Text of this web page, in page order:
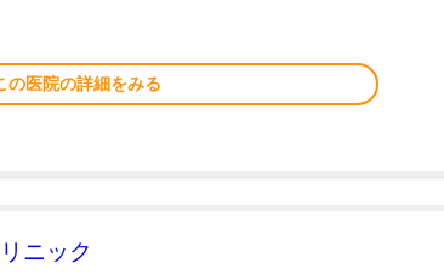
の医院の詳細をみる
ニック